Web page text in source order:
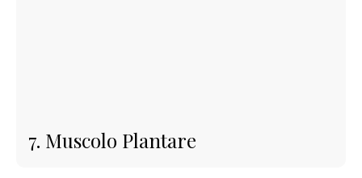
7. Muscolo Plantare